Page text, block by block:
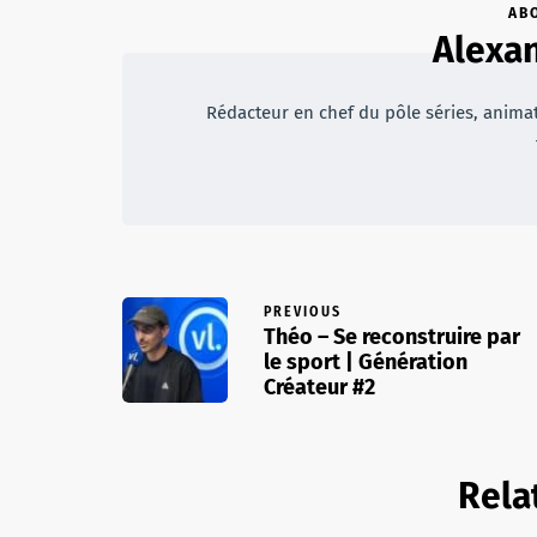
Rédacteur en chef du pôle séries,
PREVIOUS
Théo – Se reconstruire par
le sport | Génération
Créateur #2